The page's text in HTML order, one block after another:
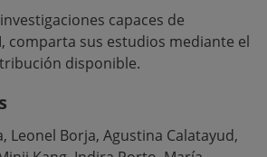
capaces de
comparta sus estudios mediante el
disponible.
Leonel Borja, Agustina Calatayud,